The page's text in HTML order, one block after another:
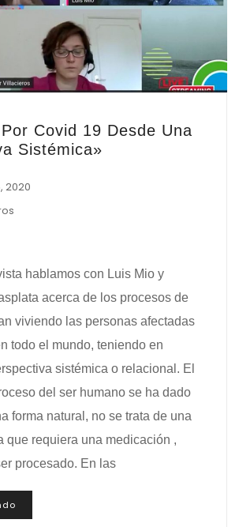
Covid 19 Desde Una
Sistémica»
2020
hablamos con Luis Mio y
acerca de los procesos de
viviendo las personas afectadas
todo el mundo, teniendo en
sistémica o relacional. El
del ser humano se ha dado
forma natural, no se trata de una
que requiera una medicación ,
procesado. En las